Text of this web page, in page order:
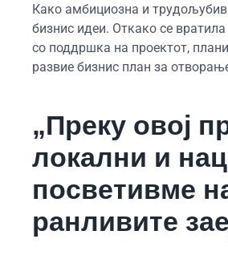
Како амбициозна и
бизнис идеи. Откако се
со поддршка на проектот,
развие бизнис план за
„Преку овој
локални и
посветивме
ранливите